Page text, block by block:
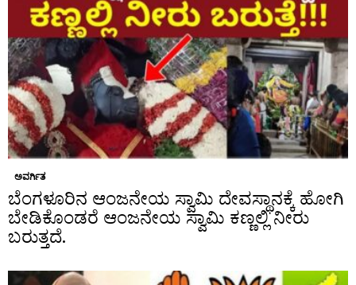
ಅವರ್ಗಿತ
ಬೆಂಗಳೂರಿನ ಆಂಜನೇಯ ಸ್ವಾಮಿ ದೇವಸ್ಥಾನಕ್ಕೆ ಹೋಗಿ
ಬೇಡಿಕೊಂಡರೆ ಆಂಜನೇಯ ಸ್ವಾಮಿ ಕಣ್ಣಲ್ಲಿ ನೀರು
ಬರುತ್ತದೆ.